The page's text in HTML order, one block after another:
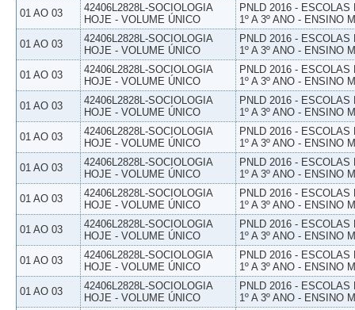
01 AO 03
42406L2828L-SOCIOLOGIA
HOJE - VOLUME ÚNICO
PNLD 2016 -
1º A 3º ANO - ENSINO
01 AO 03
42406L2828L-SOCIOLOGIA
HOJE - VOLUME ÚNICO
PNLD 2016 -
1º A 3º ANO - ENSINO
01 AO 03
42406L2828L-SOCIOLOGIA
HOJE - VOLUME ÚNICO
PNLD 2016 -
1º A 3º ANO - ENSINO
01 AO 03
42406L2828L-SOCIOLOGIA
HOJE - VOLUME ÚNICO
PNLD 2016 -
1º A 3º ANO - ENSINO
01 AO 03
42406L2828L-SOCIOLOGIA
HOJE - VOLUME ÚNICO
PNLD 2016 -
1º A 3º ANO - ENSINO
01 AO 03
42406L2828L-SOCIOLOGIA
HOJE - VOLUME ÚNICO
PNLD 2016 -
1º A 3º ANO - ENSINO
01 AO 03
42406L2828L-SOCIOLOGIA
HOJE - VOLUME ÚNICO
PNLD 2016 -
1º A 3º ANO - ENSINO
01 AO 03
42406L2828L-SOCIOLOGIA
HOJE - VOLUME ÚNICO
PNLD 2016 -
1º A 3º ANO - ENSINO
01 AO 03
42406L2828L-SOCIOLOGIA
HOJE - VOLUME ÚNICO
PNLD 2016 -
1º A 3º ANO - ENSINO
01 AO 03
42406L2828L-SOCIOLOGIA
HOJE - VOLUME ÚNICO
PNLD 2016 -
1º A 3º ANO - ENSINO